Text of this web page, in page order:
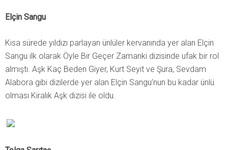
Elçin Sangu
Kısa sürede yıldızı parlayan ünlüler kervanında yer alan Elçin
Sangu ilk olarak Öyle Bir Geçer Zamanki dizisinde ufak bir rol
almıştı. Aşk Kaç Beden Giyer, Kurt Seyit ve Şura, Sevdam
Alabora gibi dizilerde yer alan Elçin Sangu’nun bu kadar ünlü
olması Kiralık Aşk dizisi ile oldu.